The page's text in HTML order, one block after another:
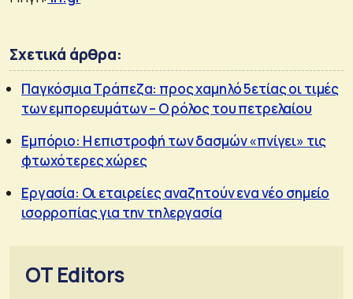
Σχετικά άρθρα:
Παγκόσμια Τράπεζα: προς χαμηλό 5ετίας οι τιμές
των εμπορευμάτων – Ο ρόλος του πετρελαίου
Εμπόριο: Η επιστροφή των δασμών «πνίγει» τις
φτωχότερες χώρες
Εργασία: Οι εταιρείες αναζητούν ενα νέο σημείο
ισορροπίας για την τηλεργασία
OT Editors